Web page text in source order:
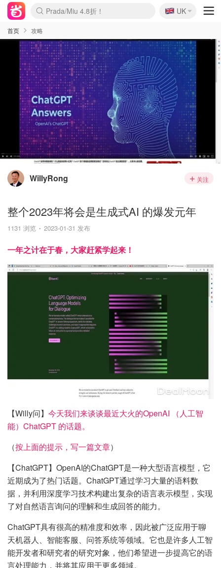
Prada/Miu 4.8折！
🇬🇧
UK
首页 攻略
WillyRong 关注
整个2023年将会是生成式AI 的爆发元年
1131 浏览 2023-01-31 发布
一年之计在于春，大家赶紧学起来！
【Willy问】 今天我们来谈谈最近大火的OpenAI （人工智
能）ChatGPT 的话题。
（按上面的提示，写一篇文章）
【ChatGPT】OpenAI的ChatGPT是一种大型语言模型，它
近期成为了热门话题。ChatGPT通过学习大量的语料数
据，并利用深度学习技术构建出复杂的语言表示模型，实现
了对自然语言询问的理解和生成回答的能力。
ChatGPT具有很高的精准度和效率，因此被广泛应用于聊
天机器人、智能客服、问答系统等领域。它也是许多人工智
能开发者和研究者的研究对象，他们希望进一步提高它的语
言处理能力，并将其应用于更多领域。